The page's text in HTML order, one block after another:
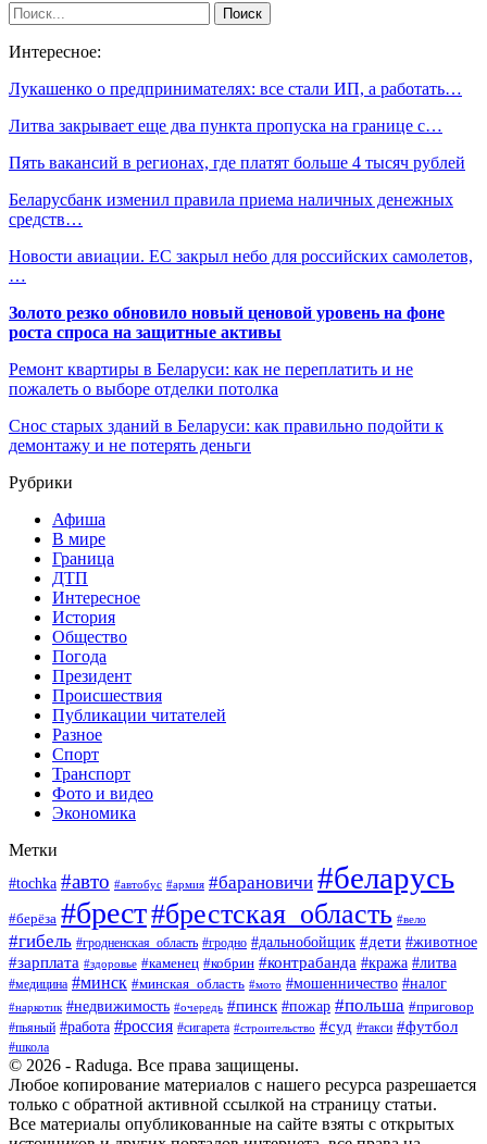
Интересное:
Лукашенко о предпринимателях: все стали ИП, а работать…
Литва закрывает еще два пункта пропуска на границе с…
Пять вакансий в регионах, где платят больше 4 тысяч рублей
Беларусбанк изменил правила приема наличных денежных
средств…
Новости авиации. ЕС закрыл небо для российских самолетов,
…
Золото резко обновило новый ценовой уровень на фоне
роста спроса на защитные активы
Ремонт квартиры в Беларуси: как не переплатить и не
пожалеть о выборе отделки потолка
Снос старых зданий в Беларуси: как правильно подойти к
демонтажу и не потерять деньги
Рубрики
Афиша
В мире
Граница
ДТП
Интересное
История
Общество
Погода
Президент
Происшествия
Публикации читателей
Разное
Спорт
Транспорт
Фото и видео
Экономика
Метки
#tochka #авто #автобус #армия #барановичи #беларусь
#берёза #брест#брестская_область #вело
#гибель #гродненская_область #гродно #дальнобойщик #дети #животное
#зарплата #здоровье #каменец #кобрин #контрабанда #кража #литва
#медицина #минск #минская_область #мото #мошенничество #налог
#наркотик #недвижимость #очередь #пинск #пожар #польша #приговор
#пьяный #работа #россия #сигарета #строительство #суд #такси #футбол
#школа
© 2026 - Raduga. Все права защищены.
Любое копирование материалов с нашего ресурса разрешается
только с обратной активной ссылкой на страницу статьи.
Все материалы опубликованные на сайте взяты с открытых